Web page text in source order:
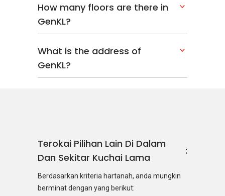
How many floors are there in
GenKL?
What is the address of
GenKL?
Terokai Pilihan Lain Di Dalam
Dan Sekitar Kuchai Lama
Berdasarkan kriteria hartanah, anda mungkin
berminat dengan yang berikut: